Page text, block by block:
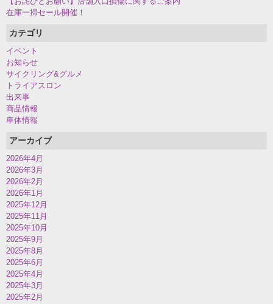
在庫一掃セール開催！
カテゴリ
イベント
お知らせ
サイクリング&グルメ
トライアスロン
出来事
商品情報
車体情報
アーカイブ
2026年4月
2026年3月
2026年2月
2026年1月
2025年12月
2025年11月
2025年10月
2025年9月
2025年8月
2025年6月
2025年4月
2025年3月
2025年2月